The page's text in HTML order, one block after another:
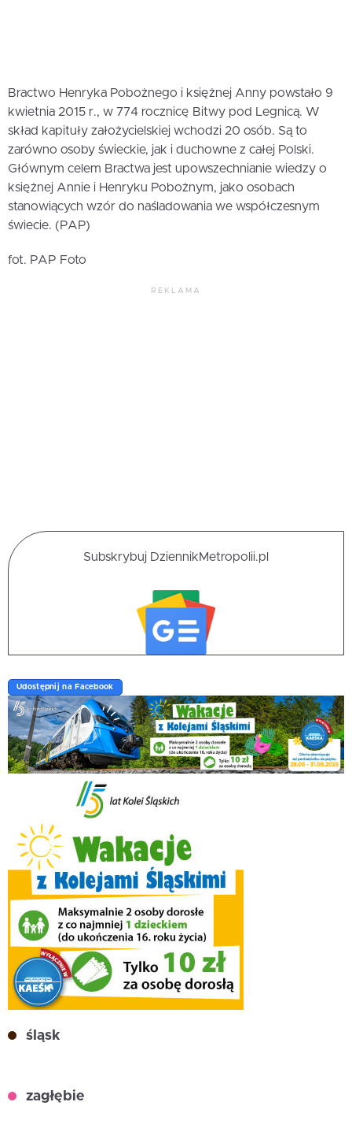
Bractwo Henryka Pobożnego i księżnej Anny powstało 9
kwietnia 2015 r., w 774 rocznicę Bitwy pod Legnicą. W
skład kapituły założycielskiej wchodzi 20 osób. Są to
zarówno osoby świeckie, jak i duchowne z całej Polski.
Głównym celem Bractwa jest upowszechnianie wiedzy o
księżnej Annie i Henryku Pobożnym, jako osobach
stanowiących wzór do naśladowania we współczesnym
świecie. (PAP)
fot. PAP Foto
REKLAMA
Subskrybuj DziennikMetropolii.pl
Udostępnij na Facebook
śląsk
zagłębie